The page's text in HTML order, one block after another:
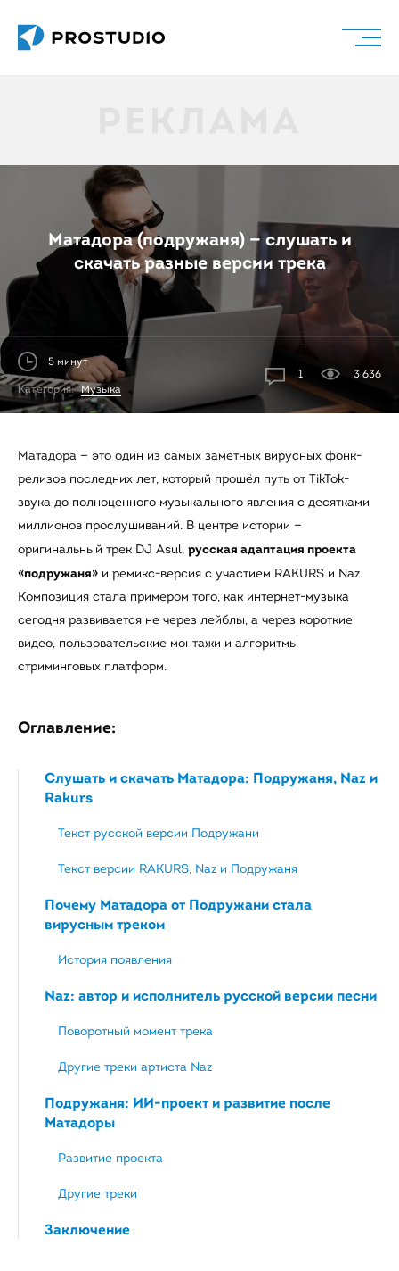
Матадора (подружаня) — слушать и
скачать разные версии трека
Категория: Музыка
5 минут
1
3 636
Матадора — это один из самых заметных вирусных фонк-
релизов последних лет, который прошёл путь от TikTok-
звука до полноценного музыкального явления с десятками
миллионов прослушиваний. В центре истории —
оригинальный трек DJ Asul, русская адаптация проекта
«подружаня» и ремикс-версия с участием RAKURS и Naz.
Композиция стала примером того, как интернет-музыка
сегодня развивается не через лейблы, а через короткие
видео, пользовательские монтажи и алгоритмы
стриминговых платформ.
Оглавление:
Слушать и скачать Матадора: Подружаня, Naz и
Rakurs
Текст русской версии Подружани
Текст версии RAKURS, Naz и Подружаня
Почему Матадора от Подружани стала
вирусным треком
История появления
Naz: автор и исполнитель русской версии песни
Поворотный момент трека
Другие треки артиста Naz
Подружаня: ИИ-проект и развитие после
Матадоры
Развитие проекта
Другие треки
Заключение